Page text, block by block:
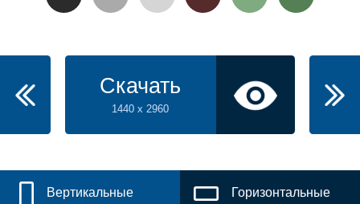
Скачать
1440 x 2960
Вертикальные Горизонтальные